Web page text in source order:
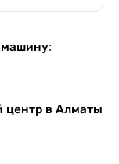
машину:
центр в Алматы